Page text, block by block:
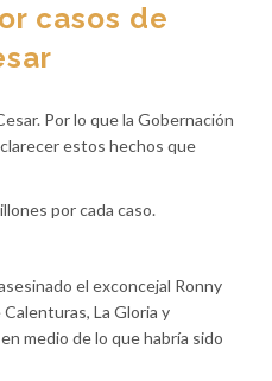
casos de
Por lo que la Gobernación
estos hechos que
por cada caso.
el exconcejal Ronny
La Gloria y
medio de lo que habría sido